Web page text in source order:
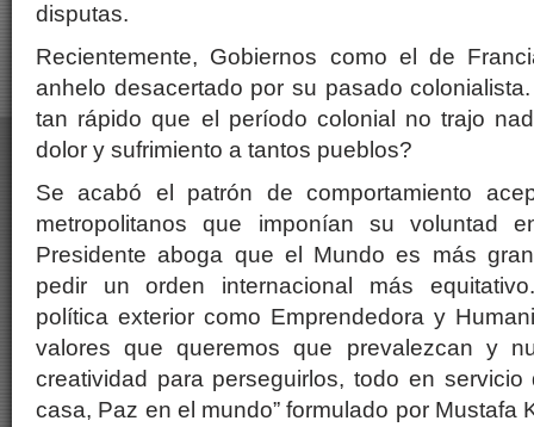
disputas.
Recientemente, Gobiernos como el de
anhelo desacertado por su pasado
tan rápido que el período colonial no trajo
dolor y sufrimiento a tantos pueblos?
Se acabó el patrón de comportamiento
metropolitanos que imponían su voluntad
Presidente aboga que el Mundo es más
pedir un orden internacional más
política exterior como Emprendedora y
valores que queremos que prevalezcan y
creatividad para perseguirlos, todo en
casa, Paz en el mundo” formulado por Mustafa